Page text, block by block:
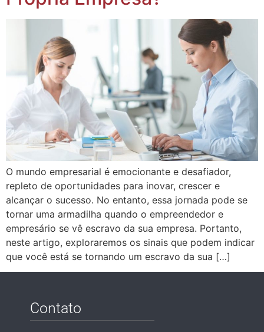
O mundo empresarial é emocionante e desafiador,
repleto de oportunidades para inovar, crescer e
alcançar o sucesso. No entanto, essa jornada pode se
tornar uma armadilha quando o empreendedor e
empresário se vê escravo da sua empresa. Portanto,
neste artigo, exploraremos os sinais que podem indicar
que você está se tornando um escravo da sua […]
Contato